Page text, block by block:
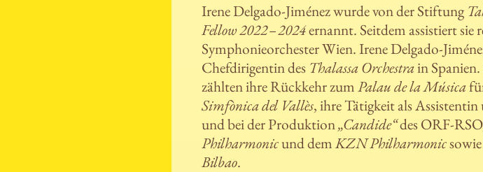
Irene Delgado-Jiménez wurde von der Stiftung
Fellow 2022 – 2024ernannt. Seitdem assistiert
Symphonieorchester Wien. Irene Delgado-
Chefdirigentin des Thalassa Orchestrain
zählten ihre Rückkehr zumPalau de la Música
Simfònica del Vallès, ihre Tätigkeit als
und bei der Produktion„Candide“des ORF-
Philharmonicund demKZN Philharmonic
Bilbao.